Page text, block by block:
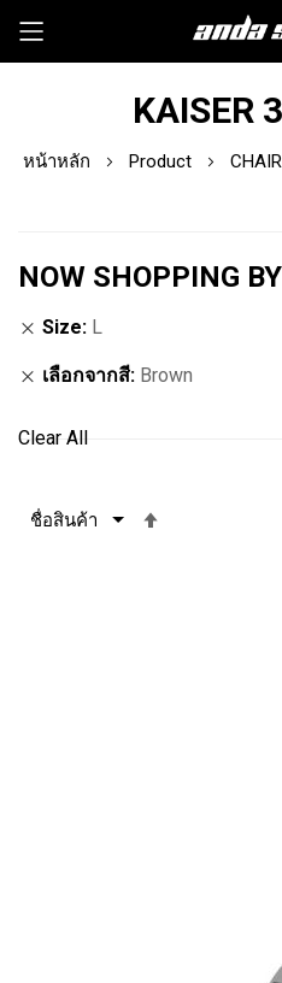
KAISER
หน้าหลัก Product
NOW SHOPPING BY
Size L
เลือกจากสี Brown
Clear All